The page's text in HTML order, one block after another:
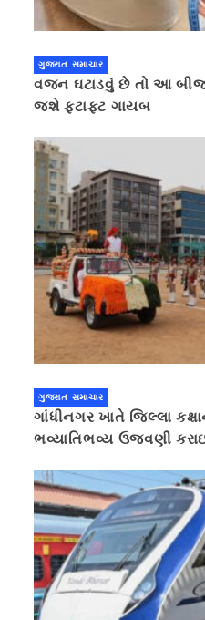
ગુજરાત સમાચાર
વજન ઘટાડવું છે તો આ
જશે ફટાફટ ગાયબ
ગુજરાત સમાચાર
ગાંધીનગર ખાતે જિલ્લા
ભવ્યાતિભવ્ય ઉજવણી